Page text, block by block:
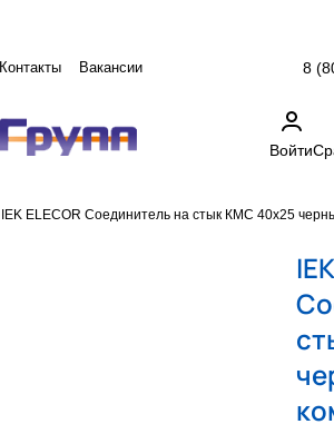
Контакты Вакансии 8
Войти
IEK ELECOR Соединитель на стык КМС 40х25